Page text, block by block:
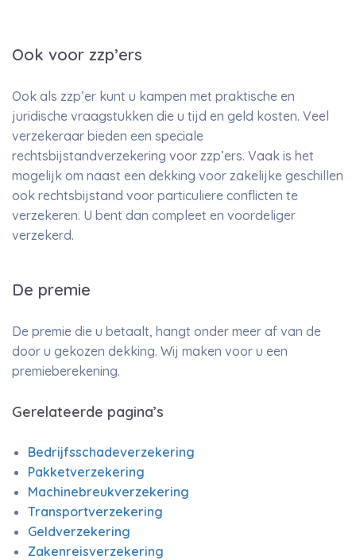
Ook voor zzp’ers
Ook als zzp’er kunt u kampen met praktische en
juridische vraagstukken die u tijd en geld kosten. Veel
verzekeraar bieden een speciale
rechtsbijstandverzekering voor zzp’ers. Vaak is het
mogelijk om naast een dekking voor zakelijke geschillen
ook rechtsbijstand voor particuliere conflicten te
verzekeren. U bent dan compleet en voordeliger
verzekerd.
De premie
De premie die u betaalt, hangt onder meer af van de
door u gekozen dekking. Wij maken voor u een
premieberekening.
Gerelateerde pagina’s
Bedrijfsschadeverzekering
Pakketverzekering
Machinebreukverzekering
Transportverzekering
Geldverzekering
Zakenreisverzekering